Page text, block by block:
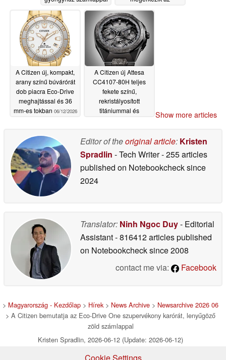
technológiával jelenik
meg
az Egyesült
Királyságba
A Citizen új, kompakt,
arany színű búvárórát
dob piacra Eco-Drive
meghajtással és 36
mm-es tokban 06/12/2026
A Citizen új Attesa
CC4107-80H teljes
fekete színű,
rekristályosított
titániummal és
Show more articles
Editor of theoriginal article: Kristen
Spradlin - Tech Writer- 255 articles
published on Notebookchecksince
2024
Translator: Ninh Ngoc Duy- Editorial
Assistant- 816412 articles published
on Notebookchecksince 2008
contact me via:
Facebook
> Magyarország - Kezdőlap > Hírek> News Archive > Newsarchive 2026 06
> A Citizen bemutatja az Eco-Drive One szupervékony karórát, lenyűgöző
zöld számlappal
Kristen Spradlin, 2026-06-12 (Update: 2026-06-12)